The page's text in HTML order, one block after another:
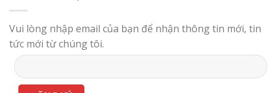
Vui lòng nhập email của bạn để nhận thông tin mới, tin
tức mới từ chúng tôi.